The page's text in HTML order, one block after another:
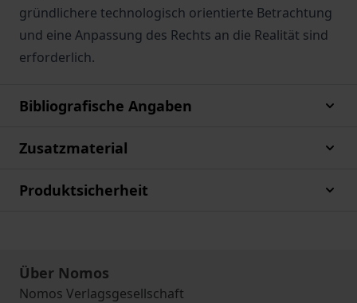
gründlichere technologisch orientierte Betrachtung
und eine Anpassung des Rechts an die Realität sind
erforderlich.
Bibliografische Angaben
Zusatzmaterial
Produktsicherheit
Über Nomos
Nomos Verlagsgesellschaft